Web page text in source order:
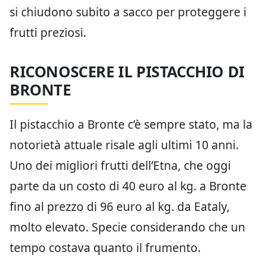
si chiudono subito a sacco per proteggere i
frutti preziosi.
RICONOSCERE IL PISTACCHIO DI
BRONTE
Il pistacchio a Bronte c’è sempre stato, ma la
notorietà attuale risale agli ultimi 10 anni.
Uno dei migliori frutti dell’Etna, che oggi
parte da un costo di 40 euro al kg. a Bronte
fino al prezzo di 96 euro al kg. da Eataly,
molto elevato. Specie considerando che un
tempo costava quanto il frumento.